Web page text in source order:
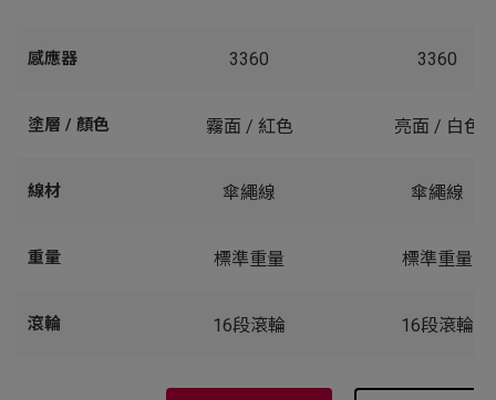
感應器
塗層 / 顏色
線材
重量
滾輪
3360
霧面 / 紅色
傘繩線
標準重量
16段滾輪
3360
亮面 / 白色
傘繩線
標準重量
16段滾輪